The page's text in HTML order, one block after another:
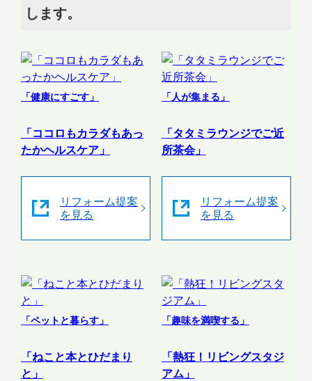
します。
「健康にすごす」
「ココロもカラダもあっ
たかヘルスケア」
リフォーム提案
を見る
「人が集まる」
「タタミラウンジでご近
所茶会」
リフォーム提案
を見る
「ペットと暮らす」
「ねこと本とひだまり
と」
「趣味を満喫する」
「熱狂！リビングスタジ
アム」